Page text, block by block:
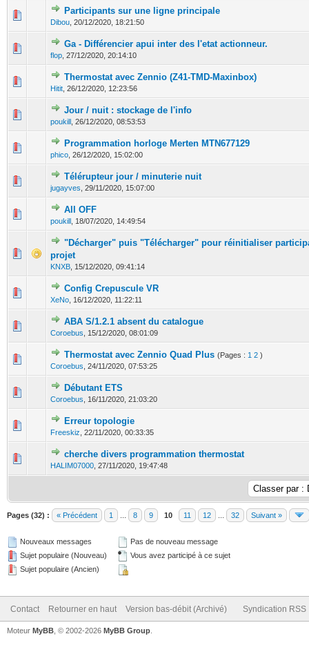
Participants sur une ligne principale
Dibou 20/12/2020, 18:21:50
0 Votes - 0 sur 5 en moyenne
12345
Ga - Différencier apui inter des l'etat actionneur.
flop 27/12/2020, 20:14:10
0 Votes - 0 sur 5 en moyenne
1234 5
Thermostat avec Zennio (Z41-TMD-Maxinbox)
Hitit 26/12/2020, 12:23:56
0 Votes - 0 sur 5 en moyenne
12345
Jour / nuit : stockage de l'info
poukill 26/12/2020, 08:53:53
0 Votes - 0 sur 5 en moyenne
1234 5
Programmation horloge Merten MTN677129
phico 26/12/2020, 15:02:00
0 Votes - 0 sur 5 en moyenne
12345
Télérupteur jour / minuterie nuit
jugayves 29/11/2020, 15:07:00
0 Votes - 0 sur 5 en moyenne
1 2345
All OFF
poukill 18/07/2020, 14:49:54
0 Votes - 0 sur 5 en moyenne
"Décharger" puis "Télécharger" pour réinitialiser
projet
KNXB 15/12/2020, 09:41:14
0 Votes - 0 sur 5 en moyenne
Config Crepuscule VR
XeNo 16/12/2020, 11:22:11
0 Votes - 0 sur 5 en moyenne
12 345
ABA S/1.2.1 absent du catalogue
Coroebus 15/12/2020, 08:01:09
0 Votes - 0 sur 5 en moyenne
12345
Thermostat avec Zennio Quad Plus (Pages : 1 2 )
Coroebus 24/11/2020, 07:53:25
0 Votes - 0 sur 5 en moyenne
12345
Débutant ETS
Coroebus 16/11/2020, 21:03:20
0 Votes - 0 sur 5 en moyenne
Erreur topologie
Freeskiz 22/11/2020, 00:33:35
0 Votes - 0 sur 5 en moyenne
1
cherche divers programmation thermostat
HALIM07000 27/11/2020, 19:47:48
0 Votes - 0 sur 5 en moyenne
12345
Pages (32) : « Précédent 1 8 9 10 11 12 32 Suivant »
Nouveaux messages
Sujet populaire (Nouveau)
Sujet populaire (Ancien)
Pas de nouveau message
Vous avez participé à ce sujet
Contact Retourner en haut Version bas-débit (Archivé) Syndication RSS
Moteur MyBB , © 2002-2026 MyBB Group